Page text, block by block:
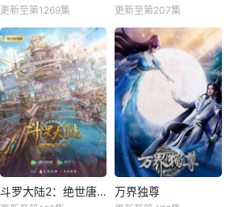
更新至第1269集 更新至第207集
斗罗大陆2：绝世唐门 万界独尊